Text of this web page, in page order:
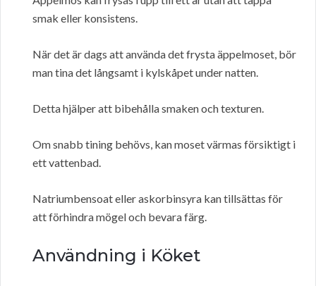
smak eller konsistens.
När det är dags att använda det frysta äppelmoset, bör
man tina det långsamt i kylskåpet under natten.
Detta hjälper att bibehålla smaken och texturen.
Om snabb tining behövs, kan moset värmas försiktigt i
ett vattenbad.
Natriumbensoat eller askorbinsyra kan tillsättas för
att förhindra mögel och bevara färg.
Användning i Köket